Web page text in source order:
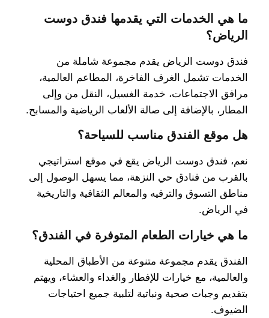
ما هي الخدمات التي يقدمها فندق دوست
الرياض؟
فندق دوست الرياض يقدم مجموعة شاملة من
الخدمات تشمل الغرف الفاخرة، المطاعم العالمية،
مرافق الاجتماعات، خدمة الغسيل، النقل من وإلى
المطار، بالإضافة إلى صالة الألعاب الرياضية والمسابح.
هل موقع الفندق مناسب للسياحة؟
نعم، فندق دوست الرياض يقع في موقع استراتيجي
بالقرب من فنادق حي النزهة، مما يسهل الوصول إلى
مناطق التسوق والترفيه والمعالم الثقافية والتاريخية
في الرياض.
ما هي خيارات الطعام المتوفرة في الفندق؟
الفندق يقدم مجموعة متنوعة من الأطباق المحلية
والعالمية، مع خيارات للإفطار والغداء والعشاء، ويهتم
بتقديم وجبات صحية ونباتية لتلبية جميع احتياجات
الضيوف.